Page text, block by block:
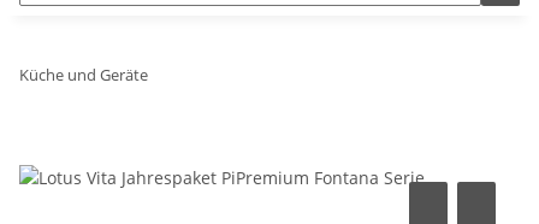
Küche und Geräte